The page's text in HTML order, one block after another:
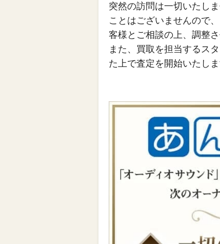
突然の訪問は一切いたし
ことはございませんので
客様とご相談の上、調整
また、買取を担当するス
た上で査定を開始いたし